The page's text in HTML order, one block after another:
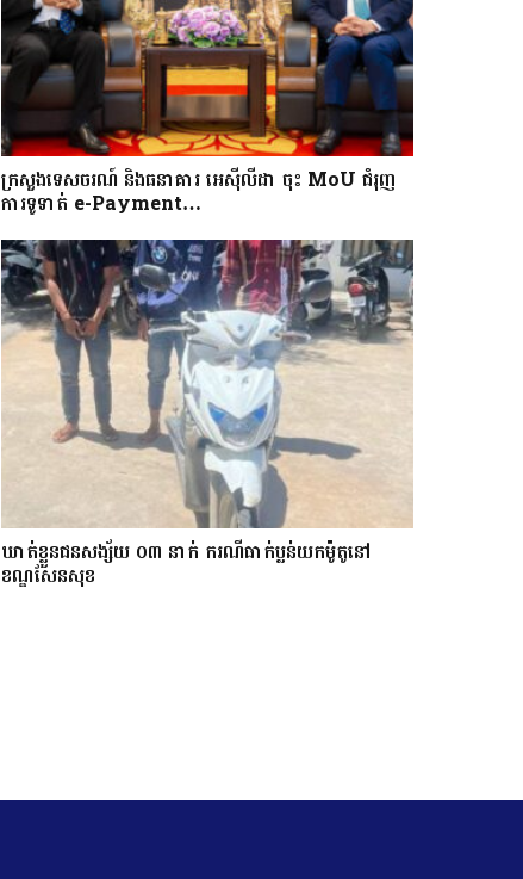
ក្រសួងទេសចរណ៍ និងធនាគារ អេស៊ីលីដា ចុះ MoU ជំរុញ
ការទូទាត់ e-Payment…
ឃាត់ខ្លួនជនសង្ស័យ ០៣ នាក់ ករណីធាក់ប្លន់យកម៉ូតូនៅ
ខណ្ឌសែនសុខ